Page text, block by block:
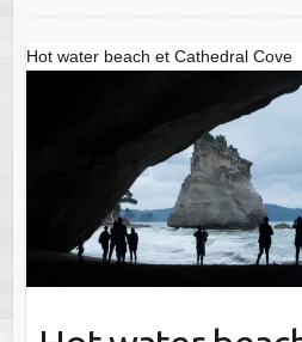
Hot water beach et Cathedral Cove